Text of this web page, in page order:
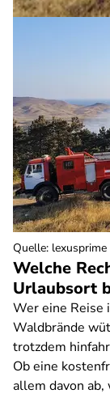
Welche
Urlaubsort
Wer eine Reise
Waldbrände
trotzdem
Ob eine
allem davon
Quelle: lexusprime